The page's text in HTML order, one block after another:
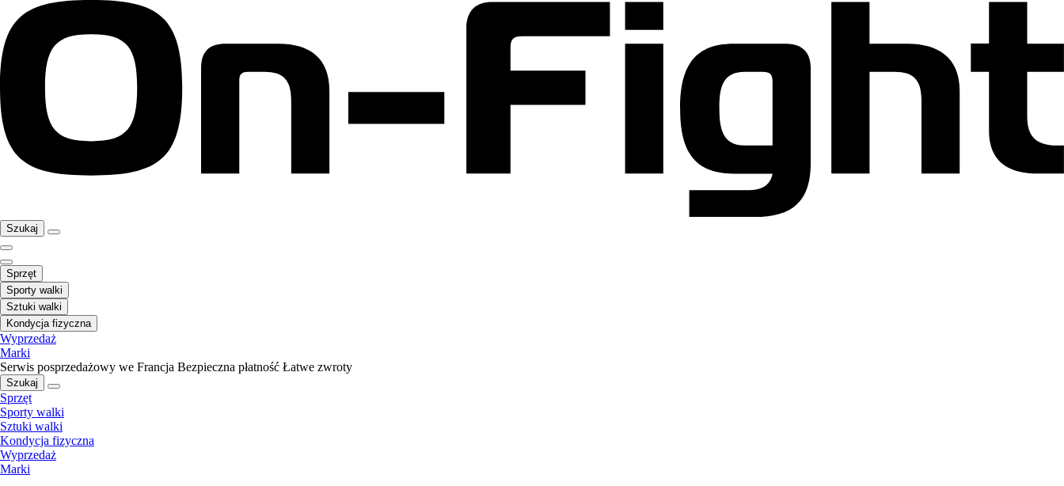
Szukaj
Sprzęt
Sporty walki
Sztuki walki
Kondycja fizyczna
Wyprzedaż
Marki
Serwis posprzedażowy we Francja Bezpieczna płatność Łatwe zwroty
Szukaj
Sprzęt
Sporty walki
Sztuki walki
Kondycja fizyczna
Wyprzedaż
Marki